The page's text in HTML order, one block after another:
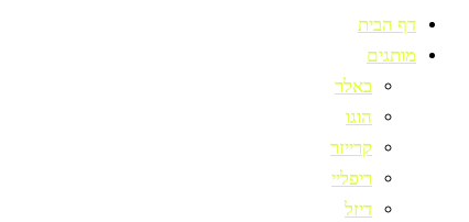
דף הבית
מותגים
באלר
הוגו
קרייזר
ריפליי
דיזל